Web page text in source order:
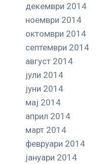
декември 2014
ноември 2014
октомври 2014
септември 2014
август 2014
јули 2014
јуни 2014
мај 2014
април 2014
март 2014
февруари 2014
јануари 2014